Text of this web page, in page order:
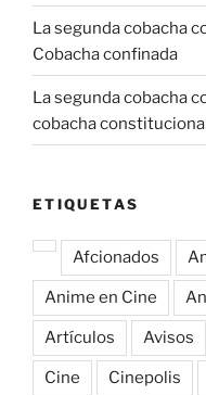
La segunda cobacha
Cobacha confinada
La segunda cobacha
cobacha
ETIQUETAS
Afcionados
Anime en Cine
Artículos Avisos
Cine Cinepolis